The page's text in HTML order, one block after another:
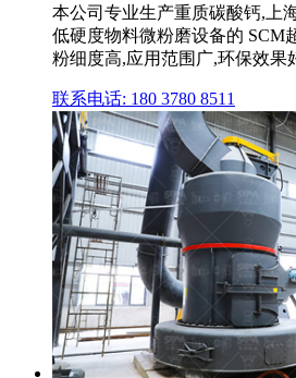
本公司专业生产重质碳酸钙,上
低硬度物料微粉磨设备的 SCM
粉细度高,应用范围广,环保效果
联系电话: 180 3780 8511